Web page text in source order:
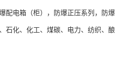
电箱（柜），防爆正压系列，防
化、化工、煤碳、电力、纺织、